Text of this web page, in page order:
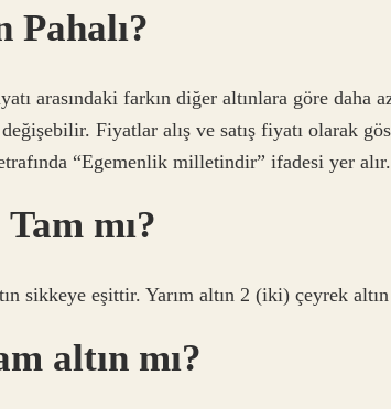
Pahalı?
arasındaki farkın diğer altınlara göre daha
Fiyatlar alış ve satış fiyatı olarak
“Egemenlik milletindir” ifadesi yer alır.
mı?
sikkeye eşittir. Yarım altın 2 (iki) çeyrek
altın mı?